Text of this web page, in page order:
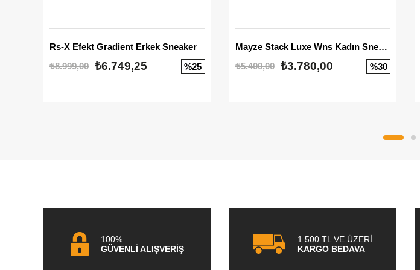
Rs-X Efekt Gradient Erkek Sneaker
₺8.999,00 ₺6.749,25 %25
Mayze Stack Luxe Wns Kadın Sneaker
₺5.400,00
₺3.780,00 %30
100%
GÜVENLİ ALIŞVERİŞ
1.500 TL VE ÜZERİ
KARGO BEDAVA